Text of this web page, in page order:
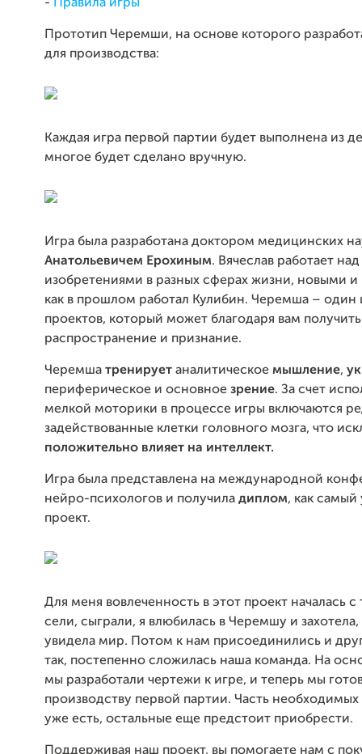
- Правила игры
Прототип Черемши, на основе которого
для производства:
Каждая игра первой партии будет выполнена из
многое будет сделано вручную.
Игра была разработана доктором медицинских
Анатольевичем Ерохиным. Вячеслав работает над
изобретениями в разных сферах жизни, новыми
как в прошлом работал Кулибин. Черемша – один
проектов, который может благодаря вам
распространение и признание.
Черемша тренирует аналитическое мышление,
периферическое и основное зрение. За счет
мелкой моторики в процессе игры включаются
задействованные клетки головного мозга, что
положительно влияет на интеллект.
Игра была представлена на международной
нейро-психологов и получила диплом, как самый
проект.
Для меня вовлеченность в этот проект началась с
сели, сыграли, я влюбилась в Черемшу и захотела,
увидела мир. Потом к нам присоединились и
так, постепенно сложилась наша команда. На
мы разработали чертежи к игре, и теперь мы
производству первой партии. Часть необходимых
уже есть, остальные еще предстоит приобрести.
Поддерживая наш проект, вы помогаете нам с